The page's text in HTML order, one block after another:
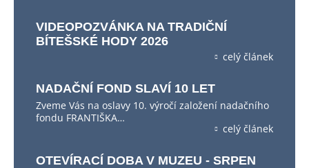
VIDEOPOZVÁNKA NA TRADIČNÍ
BÍTEŠSKÉ HODY 2026
celý článek
NADAČNÍ FOND SLAVÍ 10 LET
Zveme Vás na oslavy 10. výročí založení nadačního
fondu FRANTIŠKA…
celý článek
OTEVÍRACÍ DOBA V MUZEU - SRPEN